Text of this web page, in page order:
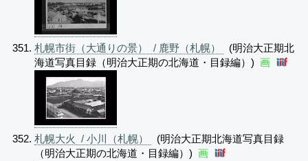
札幌市街（大通りの景） / 鹿野（札幌）
(明治大正期北
海道写真目録（明治大正期の北海道・目録編）) 画
札幌大火 / 小川（札幌）
(明治大正期北海道写真目録
（明治大正期の北海道・目録編）) 画